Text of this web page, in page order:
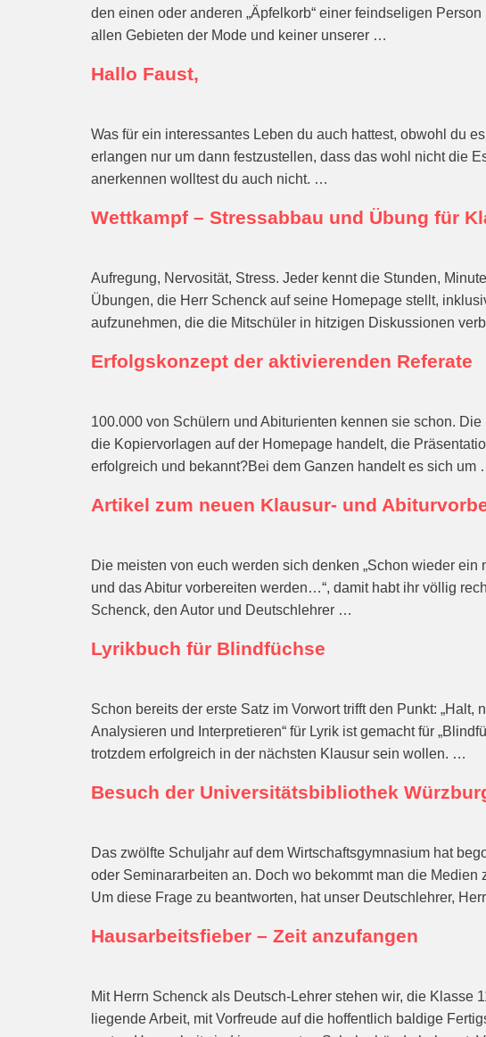
den einen oder anderen „Äpfelkorb“ einer feindseligen
allen Gebieten der Mode und keiner unserer …
Hallo Faust,
Was für ein interessantes Leben du auch hattest, obwohl du
erlangen nur um dann festzustellen, dass das wohl nicht die
anerkennen wolltest du auch nicht. …
Wettkampf – Stressabbau und Übung für
Aufregung, Nervosität, Stress. Jeder kennt die Stunden,
Übungen, die Herr Schenck auf seine Homepage stellt,
aufzunehmen, die die Mitschüler in hitzigen Diskussionen
Erfolgskonzept der aktivierenden Referate
100.000 von Schülern und Abiturienten kennen sie schon.
die Kopiervorlagen auf der Homepage handelt, die
erfolgreich und bekannt?Bei dem Ganzen handelt es sich um
Artikel zum neuen Klausur- und
Die meisten von euch werden sich denken „Schon wieder
und das Abitur vorbereiten werden…“, damit habt ihr völlig
Schenck, den Autor und Deutschlehrer …
Lyrikbuch für Blindfüchse
Schon bereits der erste Satz im Vorwort trifft den Punkt:
Analysieren und Interpretieren“ für Lyrik ist gemacht für
trotzdem erfolgreich in der nächsten Klausur sein wollen. …
Besuch der Universitätsbibliothek
Das zwölfte Schuljahr auf dem Wirtschaftsgymnasium hat
oder Seminararbeiten an. Doch wo bekommt man die
Um diese Frage zu beantworten, hat unser Deutschlehrer,
Hausarbeitsfieber – Zeit anzufangen
Mit Herrn Schenck als Deutsch-Lehrer stehen wir, die Klasse
liegende Arbeit, mit Vorfreude auf die hoffentlich baldige